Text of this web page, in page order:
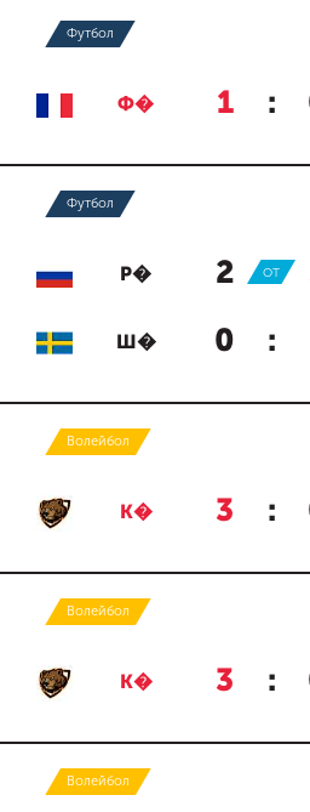
Футбол
Ф� 1 :
Футбол
Р� 2 :
ОТ
Ш� 0 :
Волейбол
К� 3 :
Волейбол
К� 3 :
Волейбол